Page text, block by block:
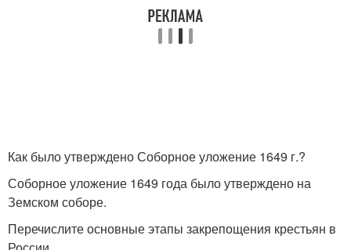
Как было утверждено Соборное уложение 1649 г.?
Соборное уложение 1649 года было утверждено на
Земском соборе.
Перечислите основные этапы закрепощения крестьян в